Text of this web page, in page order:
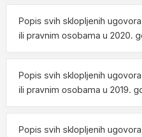
Popis svih sklopljenih
ili pravnim osobama u 2020.
Popis svih sklopljenih
ili pravnim osobama u 2019.
Popis svih sklopljenih